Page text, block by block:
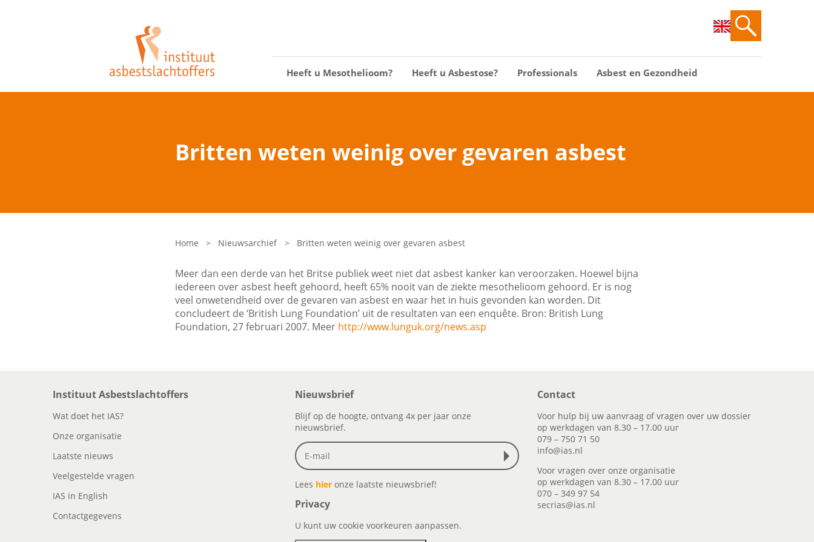
Heeft u Mesothelioom? Heeft u Asbestose? Professionals Asbest en Gezondheid
Britten weten weinig over gevaren asbest
Home > Nieuwsarchief > Britten weten weinig over gevaren asbest
Meer dan een derde van het Britse publiek weet niet dat asbest kanker kan veroorzaken. Hoewel bijna
iedereen over asbest heeft gehoord, heeft 65% nooit van de ziekte mesothelioom gehoord. Er is nog
veel onwetendheid over de gevaren van asbest en waar het in huis gevonden kan worden. Dit
concludeert de ‘British Lung Foundation’ uit de resultaten van een enquête. Bron: British Lung
Foundation, 27 februari 2007. Meer http://www.lunguk.org/news.asp
Instituut Asbestslachtoffers
Wat doet het IAS?
Onze organisatie
Laatste nieuws
Veelgestelde vragen
IAS in English
Contactgegevens
Nieuwsbrief
Blijf op de hoogte, ontvang 4x per jaar onze
nieuwsbrief.
Lees hier onze laatste nieuwsbrief!
Privacy
U kunt uw cookie voorkeuren aanpassen.
Contact
Voor hulp bij uw aanvraag of vragen over uw dossier
op werkdagen van 8.30 – 17.00 uur
079 – 750 71 50
info@ias.nl
Voor vragen over onze organisatie
op werkdagen van 8.30 – 17.00 uur
070 – 349 97 54
secrias@ias.nl